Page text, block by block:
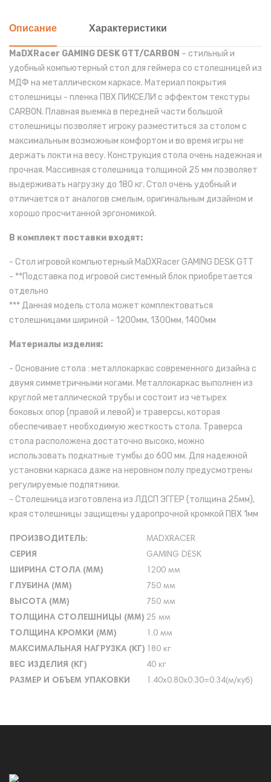
Описание Характеристики
MaDXRacer GAMING DESK GTT/CARBON – стильный и
удобный компьютерный стол для геймера со столешницей из
МДФ на металлическом каркасе. Материал покрытия
столешницы - пленка ПВХ ПИКСЕЛИ с эффектом текстуры
CARBON. Плавная выемка в передней части большой
столешницы позволяет игроку разместиться за столом с
максимальным возможным комфортом и во время игры не
держать локти на весу. Конструкция стола очень надежная и
прочная. Массивная столешница толщиной 25 мм позволяет
выдерживать нагрузку до 180 кг. Стол очень удобный и
отличается от аналогов смелым, оригинальным дизайном и
хорошо просчитанной эргономикой.
В комплект поставки входят:
- Стол игровой компьютерный MaDXRacer GAMING DESK GTT
- **Подставка под игровой системный блок приобретается
отдельно
*** Данная модель стола может комплектоваться
столешницами шириной - 1200мм, 1300мм, 1400мм
Материалы изделия:
- Основание стола : металлокаркас современного дизайна с
двумя симметричными ногами. Металлокаркас выполнен из
круглой металлической трубы и состоит из четырех
боковых опор (правой и левой) и траверсы, которая
обеспечивает необходимую жесткость стола. Траверса
стола расположена достаточно высоко, можно
использовать подкатные тумбы до 600 мм. Для надежной
установки каркаса даже на неровном полу предусмотрены
регулируемые подпятники.
- Столешница изготовлена из ЛДСП ЭГГЕР (толщина 25мм),
края столешницы защищены ударопрочной кромкой ПВХ 1мм
ПРОИЗВОДИТЕЛЬ:
MADXRACER
СЕРИЯ
GAMING DESK
ШИРИНА СТОЛА (ММ)
1200 мм
ГЛУБИНА (ММ)
750 мм
ВЫСОТА (ММ)
750 мм
ТОЛЩИНА СТОЛЕШНИЦЫ (ММ) 25 мм
ТОЛЩИНА КРОМКИ (ММ)
1.0 мм
МАКСИМАЛЬНАЯ НАГРУЗКА (КГ) 180 кг
ВЕС ИЗДЕЛИЯ (КГ)
40 кг
РАЗМЕР И ОБЪЕМ УПАКОВКИ
1.40х0.80х0.30=0.34(м/куб)